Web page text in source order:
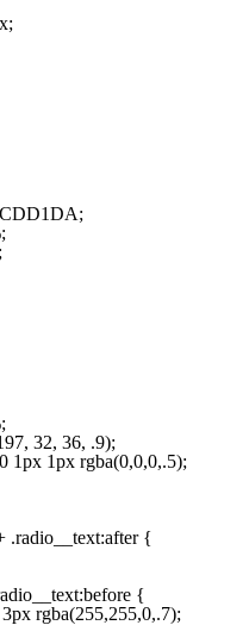
#CDD1DA;
32, 36, .9);
1px 1px rgba(0,0,0,.5);
.radio__text:after {
{
rgba(255,255,0,.7);